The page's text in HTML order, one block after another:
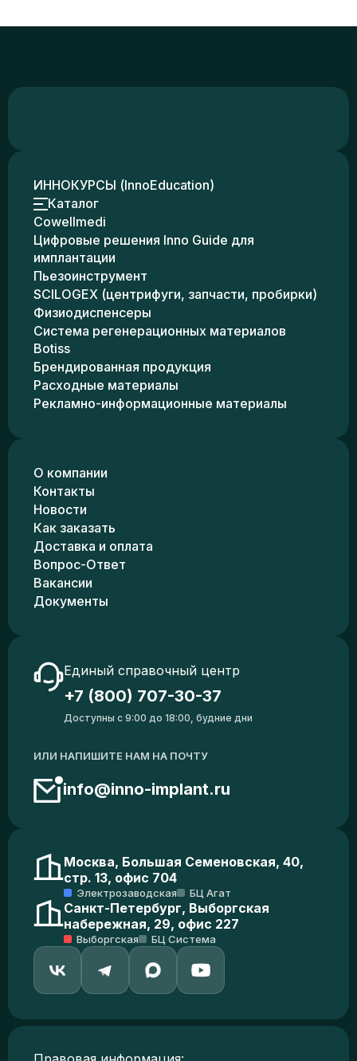
ИННОКУРСЫ (InnoEducation)
Каталог
Cowellmedi
Цифровые решения Inno Guide для
имплантации
Пьезоинструмент
SCILOGEX (центрифуги, запчасти, пробирки)
Физиодиспенсеры
Система регенерационных материалов
Botiss
Брендированная продукция
Расходные материалы
Рекламно-информационные материалы
О компании
Контакты
Новости
Как заказать
Доставка и оплата
Вопрос-Ответ
Вакансии
Документы
Единый справочный центр
+7 (800) 707-30-37
Доступны с 9:00 до 18:00, будние дни
ИЛИ НАПИШИТЕ НАМ НА ПОЧТУ
info@inno-implant.ru
Москва, Большая Семеновская, 40,
стр. 13, офис 704
Электрозаводская БЦ Агат
Санкт-Петербург, Выборгская
набережная, 29, офис 227
Выборгская БЦ Система